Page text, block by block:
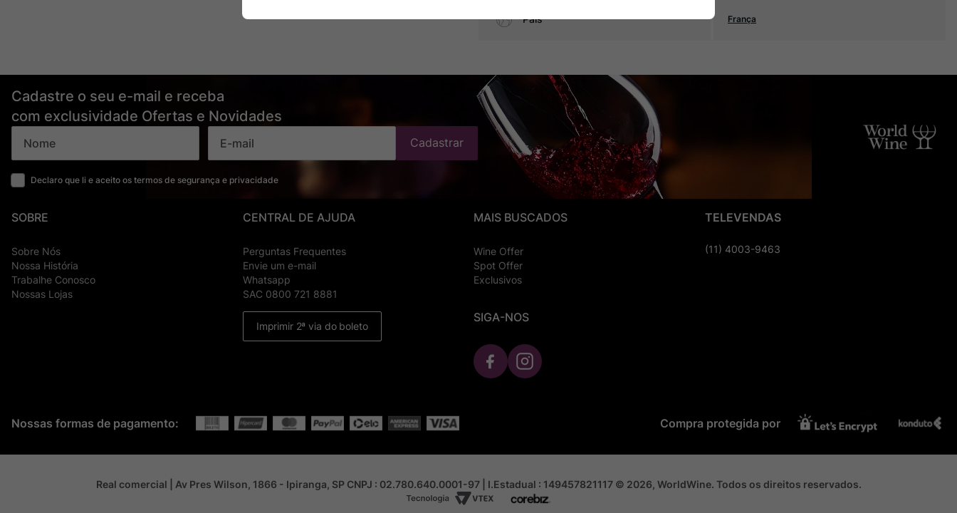
Pais França
Cadastre o seu e-mail e receba
com exclusividade Ofertas e Novidades
Declaro que li e aceito os termos de segurança e privacidade
Cadastrar
SOBRE
Sobre Nós
Nossa História
Trabalhe Conosco
Nossas Lojas
CENTRAL DE AJUDA
Perguntas Frequentes
Envie um e-mail
Whatsapp
SAC 0800 721 8881
Imprimir 2ª via do boleto
MAIS BUSCADOS
Wine Offer
Spot Offer
Exclusivos
SIGA-NOS
TELEVENDAS
(11) 4003-9463
Nossas formas de pagamento: Compra protegida por
Real comercial | Av Pres Wilson, 1866 - Ipiranga, SP CNPJ : 02.780.640.0001-97 | I.Estadual : 149457821117 © 2026, WorldWine. Todos os direitos reservados.